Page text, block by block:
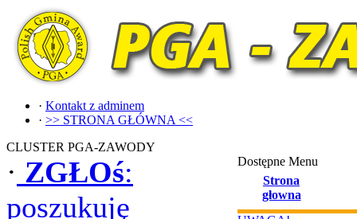
· Kontakt z adminem
· >> STRONA GŁÓWNA <<
CLUSTER PGA-ZAWODY
· ZGŁOś:
poszukuję
Dostępne Menu
Strona
głowna